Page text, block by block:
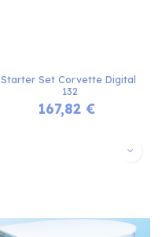
Starter Set Corvette Digital
132
167,82€